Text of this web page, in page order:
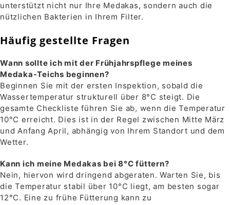
unterstützt nicht nur Ihre Medakas, sondern auch die
nützlichen Bakterien in Ihrem Filter.
Häufig gestellte Fragen
Wann sollte ich mit der Frühjahrspflege meines
Medaka-Teichs beginnen?
Beginnen Sie mit der ersten Inspektion, sobald die
Wassertemperatur strukturell über 8°C steigt. Die
gesamte Checkliste führen Sie ab, wenn die Temperatur
10°C erreicht. Dies ist in der Regel zwischen Mitte März
und Anfang April, abhängig von Ihrem Standort und dem
Wetter.
Kann ich meine Medakas bei 8°C füttern?
Nein, hiervon wird dringend abgeraten. Warten Sie, bis
die Temperatur stabil über 10°C liegt, am besten sogar
12°C. Eine zu frühe Fütterung kann zu